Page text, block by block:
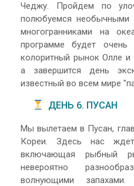
Чеджу. Пройдем по
полюбуемся необычными
многогранниками на
программе будет очень
колоритный рынок Олле и
а завершится день
известный во всем мире
ДЕНЬ 6. ПУСАН
Мы вылетаем в Пусан,
Кореи. Здесь нас
включающая рыбный
невероятно
волнующими